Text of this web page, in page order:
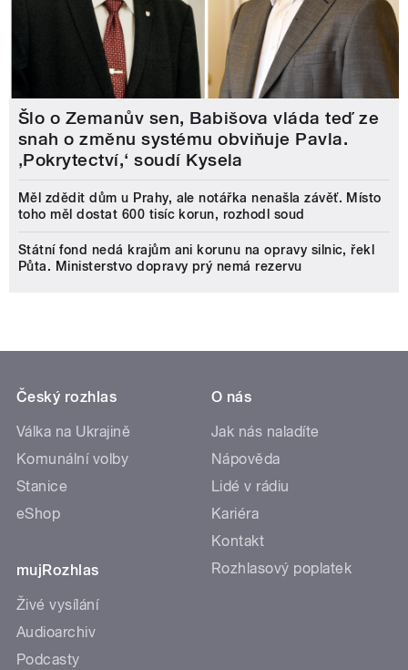
Šlo o Zemanův sen, Babišova vláda teď ze
snah o změnu systému obviňuje Pavla.
‚Pokrytectví,‘ soudí Kysela
Měl zdědit dům u Prahy, ale notářka nenašla závěť. Místo
toho měl dostat 600 tisíc korun, rozhodl soud
Státní fond nedá krajům ani korunu na opravy silnic, řekl
Půta. Ministerstvo dopravy prý nemá rezervu
Český rozhlas
Válka na Ukrajině
Komunální volby
Stanice
eShop
mujRozhlas
Živé vysílání
Audioarchiv
Podcasty
O nás
Jak nás naladíte
Nápověda
Lidé v rádiu
Kariéra
Kontakt
Rozhlasový poplatek